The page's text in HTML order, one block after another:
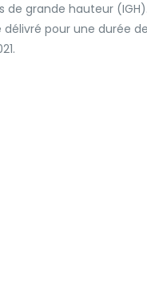
de grande hauteur
délivré pour une durée